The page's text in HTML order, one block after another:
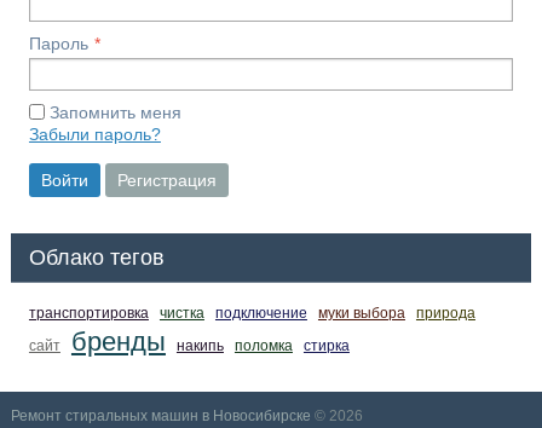
Пароль
Запомнить меня
Забыли пароль?
Войти Регистрация
Облако тегов
транспортировка чистка подключение муки выбора
природа
сайт
бренды накипь поломка стирка
Ремонт стиральных машин в Новосибирске © 2026